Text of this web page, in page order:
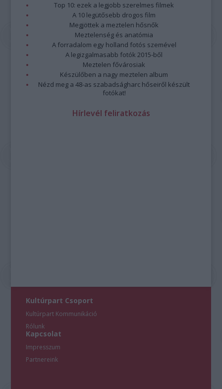
Top 10: ezek a legjobb szerelmes filmek
A 10 legütősebb drogos film
Megjöttek a meztelen hősnők
Meztelenség és anatómia
A forradalom egy holland fotós szemével
A legizgalmasabb fotók 2015-ből
Meztelen fővárosiak
Készülőben a nagy meztelen album
Nézd meg a 48-as szabadságharc hőseiről készült
fotókat!
Hírlevél feliratkozás
Kultúrpart Csoport
Kultúrpart Kommunikáció
Rólunk
Kapcsolat
Impresszum
Partnereink